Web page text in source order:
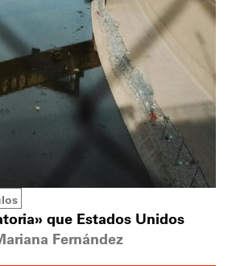
que Estados Unidos
Fernández